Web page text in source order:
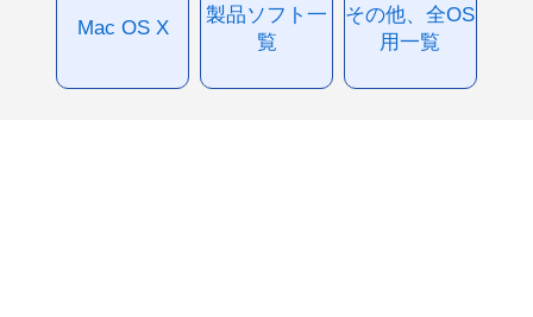
Mac OS X
製品ソフト一
覧
その他、全OS
用一覧